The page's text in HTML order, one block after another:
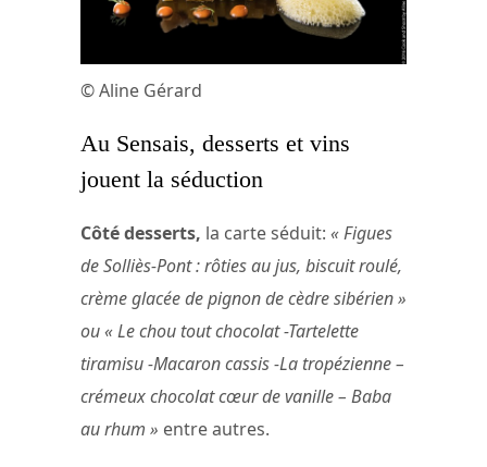
© Aline Gérard
Au Sensais, desserts et vins
jouent la séduction
Côté desserts, la carte séduit: « Figues
de Solliès-Pont : rôties au jus, biscuit roulé,
crème glacée de pignon de cèdre sibérien »
ou « Le chou tout chocolat -Tartelette
tiramisu -Macaron cassis -La tropézienne –
crémeux chocolat cœur de vanille – Baba
au rhum » entre autres.